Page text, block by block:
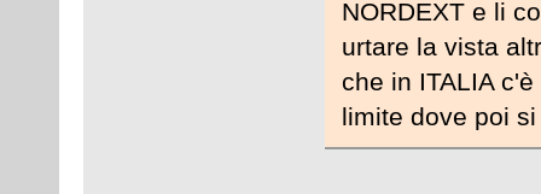
NORDEXT e li
urtare la vista
che in ITALIA
limite dove poi